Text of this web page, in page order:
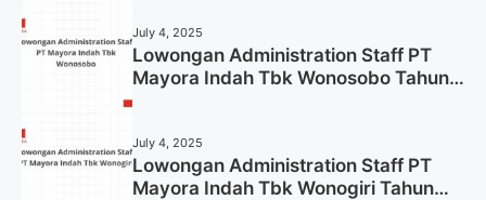
July 4, 2025
Lowongan Administration Staff PT
Mayora Indah Tbk Wonosobo Tahun
July 4, 2025
Lowongan Administration Staff PT
Mayora Indah Tbk Wonogiri Tahun